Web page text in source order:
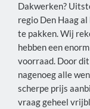
Dakwerken?
regio Den Haag
te pakken. Wij
hebben een
voorraad. Door
nagenoeg alle
scherpe prijs
vraag geheel